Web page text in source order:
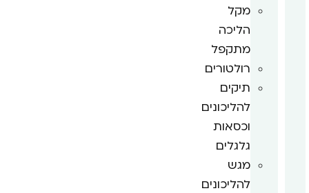
מקל
הליכה
מתקפל
רולטורים
תיקים
להליכונים
וכסאות
גלגלים
מגש
להליכונים